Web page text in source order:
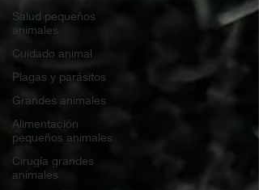
Salud pequeños
animales
Cuidado animal
Plagas y parásitos
Grandes animales
Alimentación
pequeños animales
Cirugía grandes
animales